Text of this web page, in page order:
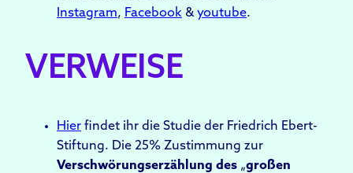
Instagram, Facebook &youtube.
VERWEISE
Hier findet ihr die Studie der Friedrich Ebert-
Stiftung. Die 25% Zustimmung zur
Verschwörungserzählung des „großen